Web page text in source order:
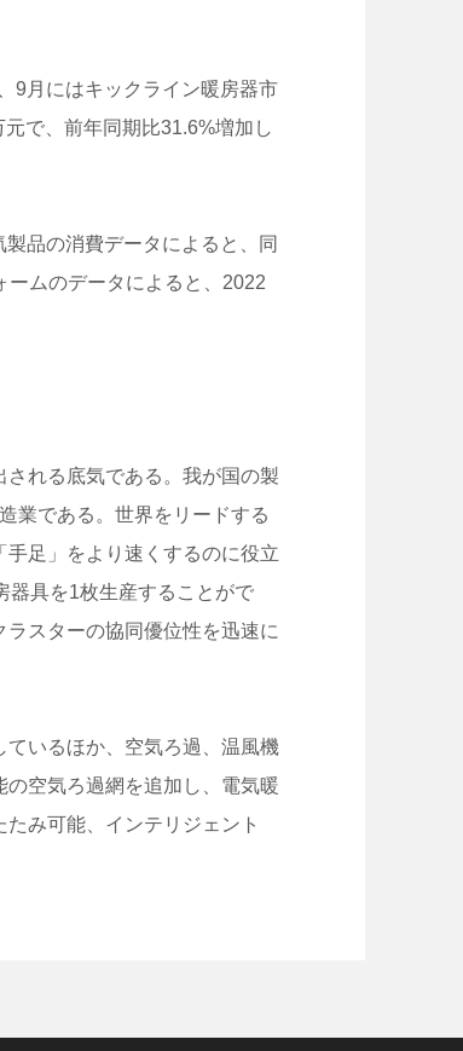
9月にはキックライン暖房器市
で、前年同期比31.6%増加し
品の消費データによると、同
ムのデータによると、2022
される底気である。我が国の製
業である。世界をリードする
足」をより速くするのに役立
器具を1枚生産することがで
スターの協同優位性を迅速に
いるほか、空気ろ過、温風機
空気ろ過網を追加し、電気暖
み可能、インテリジェント